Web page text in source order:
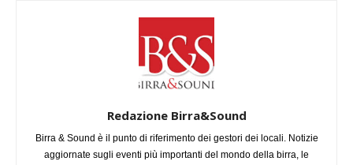
Redazione Birra&Sound
Birra & Sound è il punto di riferimento dei gestori dei locali. Notizie
aggiornate sugli eventi più importanti del mondo della birra, le